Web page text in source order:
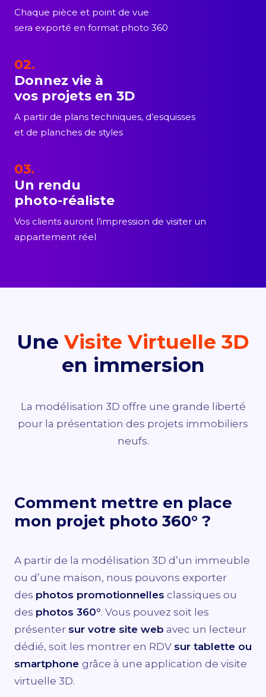
Chaque pièce et point de vue
sera exporté en format photo 360
02.
Donnez vie à
vos projets en 3D
A partir de plans techniques, d’esquisses
et de planches de styles
03.
Un rendu
photo-réaliste
Vos clients auront l’impression de visiter un
appartement réel
UneVisite Virtuelle 3D
en immersion
La modélisation 3D offre une grande liberté
pour la présentation des projets immobiliers
neufs.
Comment mettre en place
mon projet photo 360° ?
A partir de la modélisation 3D d’un immeuble
ou d’une maison, nous pouvons exporter
des photos promotionnelles classiques ou
des photos 360°. Vous pouvez soit les
présenter sur votre site web avec un lecteur
dédié, soit les montrer en RDV sur tablette ou
smartphone grâce à une application de visite
virtuelle 3D.